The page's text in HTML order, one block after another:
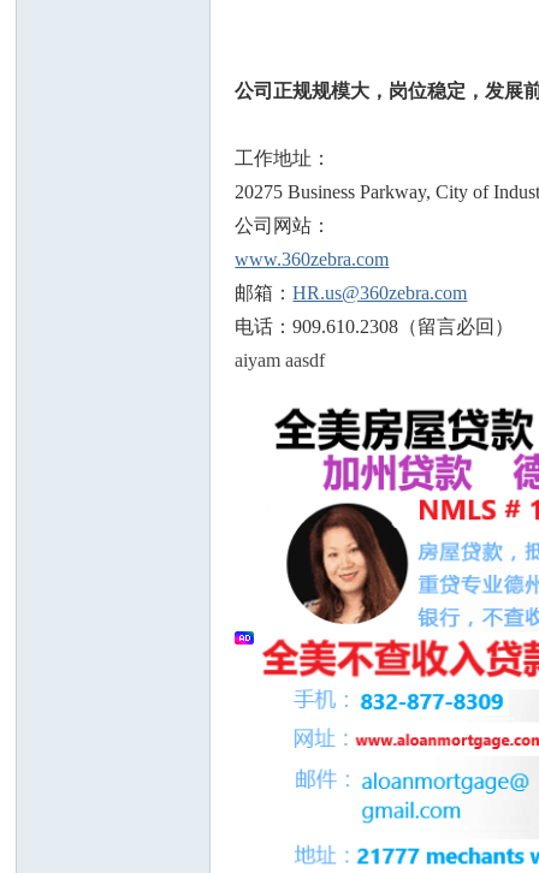
公司正规规模大，岗位稳定，发展
工作地址：
20275 Business Parkway, City of
公司网站：
www.360zebra.com
邮箱：HR.us@360zebra.com
电话：909.610.2308（留言必回）
aiyam aasdf